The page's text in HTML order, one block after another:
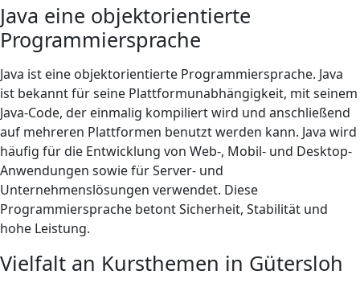
Java eine objektorientierte
Programmiersprache
Java ist eine objektorientierte Programmiersprache. Java
ist bekannt für seine Plattformunabhängigkeit, mit seinem
Java-Code, der einmalig kompiliert wird und anschließend
auf mehreren Plattformen benutzt werden kann. Java wird
häufig für die Entwicklung von Web-, Mobil- und Desktop-
Anwendungen sowie für Server- und
Unternehmenslösungen verwendet. Diese
Programmiersprache betont Sicherheit, Stabilität und
hohe Leistung.
Vielfalt an Kursthemen in Gütersloh